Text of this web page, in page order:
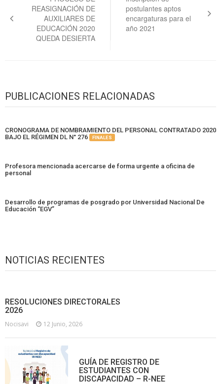
entradas
REASIGNACIÓN DE
AUXILIARES DE
EDUCACIÓN 2020
QUEDA DESIERTA
postulantes aptos
encargaturas para el
año 2021
PUBLICACIONES RELACIONADAS
CRONOGRAMA DE NOMBRAMIENTO DEL PERSONAL CONTRATADO 2020
BAJO EL RÉGIMEN DL N° 276
FINALES
Profesora mencionada acercarse de forma urgente a oficina de
personal
Desarrollo de programas de posgrado por Universidad Nacional De
Educación “EGV”
NOTICIAS RECIENTES
RESOLUCIONES DIRECTORALES
2026
Nocisavi 12 Junio, 2026
GUÍA DE REGISTRO DE
ESTUDIANTES CON
DISCAPACIDAD – R-NEE